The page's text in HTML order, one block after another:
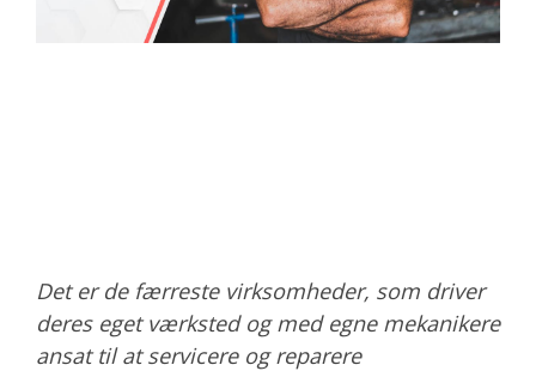
Det er de færreste virksomheder, som driver
deres eget værksted og med egne mekanikere
ansat til at servicere og reparere